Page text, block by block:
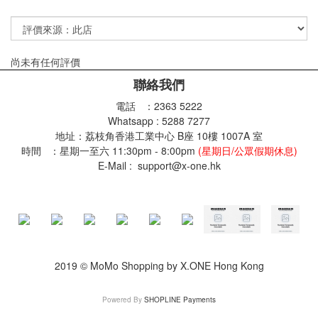
尚未有任何評價
聯絡我們
電話 ：2363 5222
Whatsapp : 5288 7277
地址：荔枝角香港工業中心 B座 10樓 1007A 室
時間 ：星期一至六 11:30pm - 8:00pm (星期日/公眾假期休息)
E-Mail : support@x-one.hk
2019 © MoMo Shopping by X.ONE Hong Kong
Powered By SHOPLINE Payments